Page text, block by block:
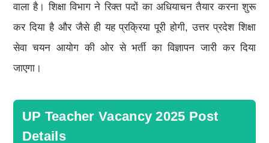
वाला है। शिक्षा विभाग ने रिक्त पदों का अधियाचन तैयार करना शुरू
कर दिया है और जैसे ही यह प्रक्रिया पूरी होगी, उत्तर प्रदेश शिक्षा
सेवा चयन आयोग की ओर से भर्ती का विज्ञापन जारी कर दिया
जाएगा।
UP Teacher Vacancy 2025 Post
Details